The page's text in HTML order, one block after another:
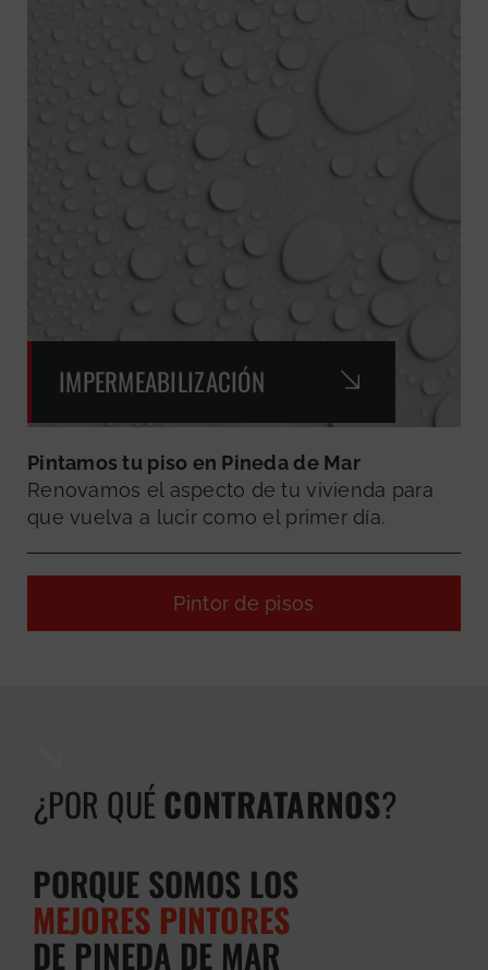
IMPERMEABILIZACIÓN
Pintamos tu piso en Pineda de Mar
Renovamos el aspecto de tu vivienda para
que vuelva a lucir como el primer día.
Pintor de pisos
¿POR QUÉ CONTRATARNOS?
PORQUE SOMOS LOS
MEJORES PINTORES
DE PINEDA DE MAR